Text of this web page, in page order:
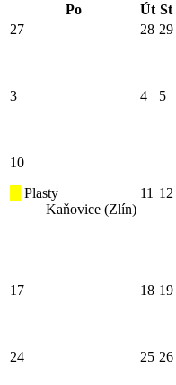
Po
Út St
27
28 29
3 4 5
10
Plasty
Kaňovice (Zlín)
11 12
17 18 19
24 25 26